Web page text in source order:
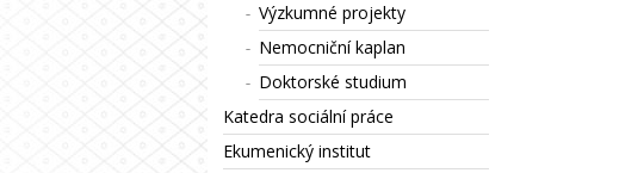
Výzkumné projekty
Nemocniční kaplan
Doktorské studium
Katedra sociální práce
Ekumenický institut